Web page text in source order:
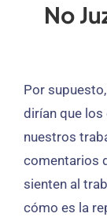
No
Por
dirían que
nuestros
comentarios
sienten al
cómo es la